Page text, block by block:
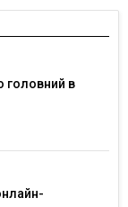
головний в